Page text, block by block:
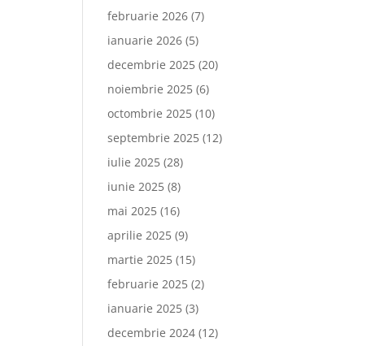
februarie 2026 (7)
ianuarie 2026 (5)
decembrie 2025 (20)
noiembrie 2025 (6)
octombrie 2025 (10)
septembrie 2025 (12)
iulie 2025 (28)
iunie 2025 (8)
mai 2025 (16)
aprilie 2025 (9)
martie 2025 (15)
februarie 2025 (2)
ianuarie 2025 (3)
decembrie 2024 (12)